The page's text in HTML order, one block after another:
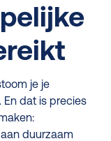
je je
dat is precies
duurzaam